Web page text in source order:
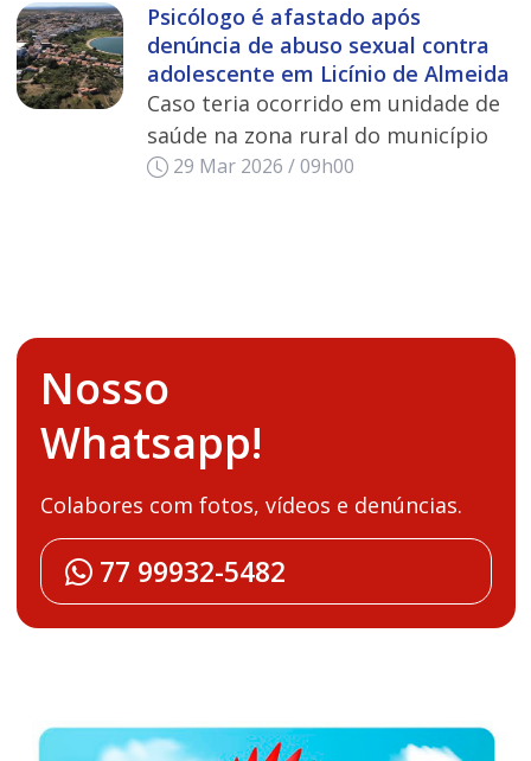
Psicólogo é afastado após
denúncia de abuso sexual contra
adolescente em Licínio de Almeida
Caso teria ocorrido em unidade de
saúde na zona rural do município
29 Mar 2026 / 09h00
Nosso
Whatsapp!
Colabores com fotos, vídeos e denúncias.
77 99932-5482